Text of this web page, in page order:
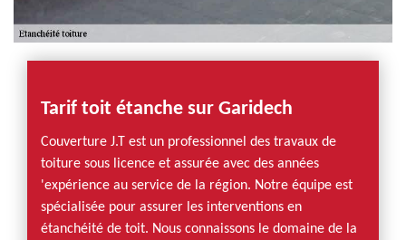
Tarif toit étanche sur Garidech
Couverture J.T est un professionnel des travaux de
toiture sous licence et assurée avec des années
'expérience au service de la région. Notre équipe est
spécialisée pour assurer les interventions en
étanchéité de toit. Nous connaissons le domaine de la